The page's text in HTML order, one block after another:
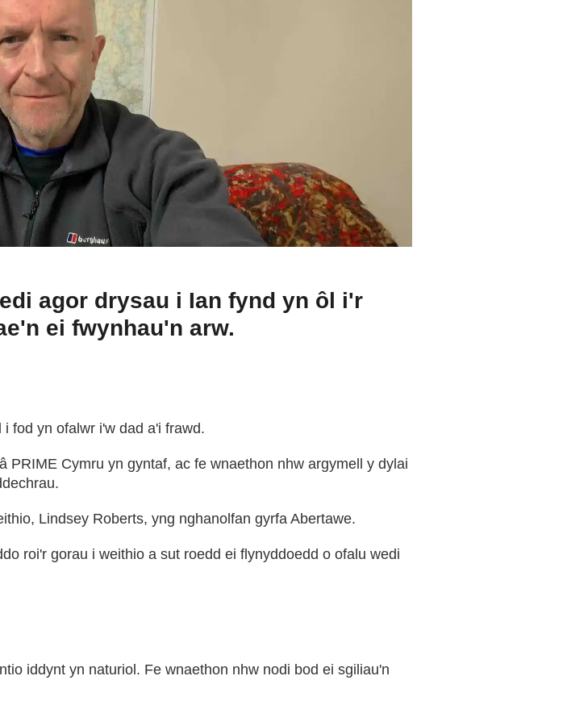
agor drysau i Ian fynd yn ôl i'r
ei fwynhau'n arw.
fod yn ofalwr i'w dad a'i frawd.
Cymru yn gyntaf, ac fe wnaethon nhw argymell y dylai
Lindsey Roberts, yng nghanolfan gyrfa Abertawe.
roi'r gorau i weithio a sut roedd ei flynyddoedd o ofalu wedi
iddynt yn naturiol. Fe wnaethon nhw nodi bod ei sgiliau'n